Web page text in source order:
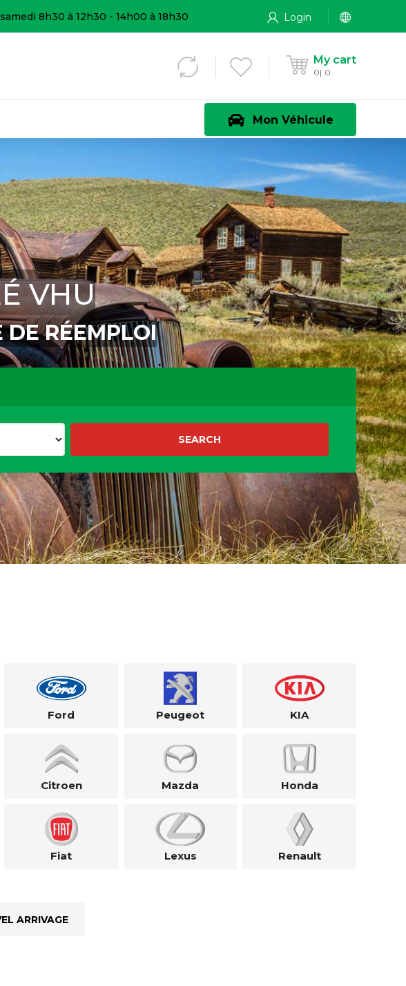
8h30 à 12h30 - 14h00 à 18h30 Login
My cart
0 0
Mon Véhicule
VHU
DE RÉEMPLOI
Ford Peugeot KIA
Citroen Mazda Honda
Fiat Lexus Renault
ARRIVAGE